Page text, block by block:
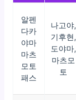
알펜
다카
야마
마츠
모토
패스
나고야,
기후현,
도야마,
마츠모
토